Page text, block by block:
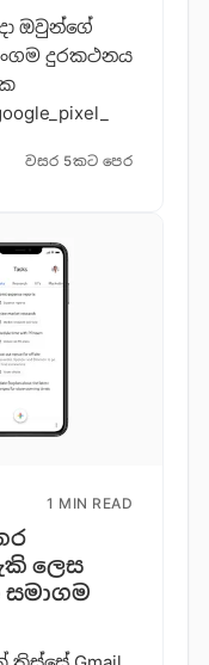
ඔවුන්ගේ
දුරකථනය
වසර 5කට පෙර
1 MIN READ
ලෙස
සමාගම